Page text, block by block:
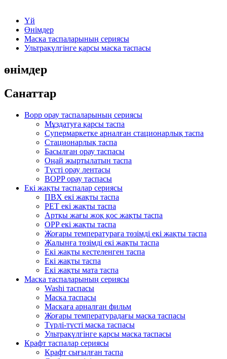
Үй
Өнімдер
Маска таспаларының сериясы
Ультракүлгінге қарсы маска таспасы
өнімдер
Санаттар
Bopp орау таспаларының сериясы
Мұздатуға қарсы таспа
Супермаркетке арналған стационарлық таспа
Стационарлық таспа
Басылған орау таспасы
Оңай жыртылатын таспа
Түсті орау лентасы
BOPP орау таспасы
Екі жақты таспалар сериясы
ПВХ екі жақты таспа
PET екі жақты таспа
Артқы жағы жоқ қос жақты таспа
OPP екі жақты таспа
Жоғары температураға төзімді екі жақты таспа
Жалынға төзімді екі жақты таспа
Екі жақты кестеленген таспа
Екі жақты таспа
Екі жақты мата таспа
Маска таспаларының сериясы
Washi таспасы
Маска таспасы
Маскаға арналған фильм
Жоғары температурадағы маска таспасы
Түрлі-түсті маска таспасы
Ультракүлгінге қарсы маска таспасы
Крафт таспалар сериясы
Крафт сығылған таспа